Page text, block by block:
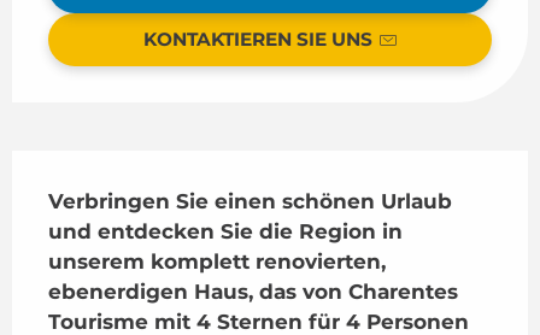
KONTAKTIEREN SIE UNS
Verbringen Sie einen schönen Urlaub
und entdecken Sie die Region in
unserem komplett renovierten,
ebenerdigen Haus, das von Charentes
Tourisme mit 4 Sternen für 4 Personen